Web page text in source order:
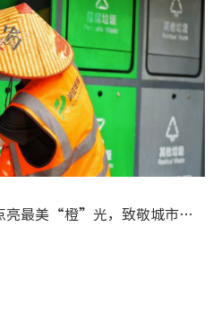
学习强国丨影像记录温州：点亮最美“橙”光，致敬城市“美容师”